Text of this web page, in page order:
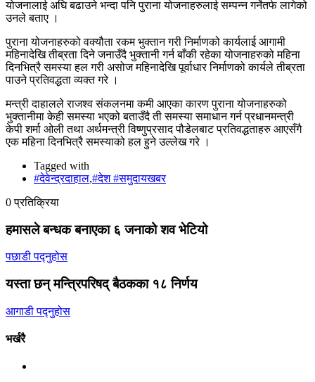
योजनालाई अघि बढाउने भन्दा पनि पुराना योजनाहरुलाई सम्पन्न गर्नेतर्फ लागेको
उनले बताए ।
पुराना योजनाहरुको वक्यौता रकम भुक्तान गरी निर्माणको कार्यलाई आगामी
महिनादेखि तीब्रता दिने जनाउँदै भुक्तानी गर्न बाँकी रहेका योजनाहरुको महिना
दिनभित्रै समस्या हल गरी असोज महिनादेखि पूर्वाधार निर्माणको कार्यले तीब्रता
पाउने प्रतिवद्धता व्यक्त गरे ।
मन्त्री दाहालले राजश्व संकलनमा कमी आएका कारण पुराना योजनाहरुको
भुक्तानीमा केही समस्या भएको बताउँदै ती समस्या समाधान गर्न प्रधानमन्त्री
केपी शर्मा ओली तथा अर्थमन्त्री विष्णुप्रसाद पौडेलबाट प्रतिवद्धताहरु आएसँगै
एक महिना दिनभित्रै समस्याको हल हुने उल्लेख गरे ।
Tagged with
#देवेन्द्रदाहाल,#देश #समुदायखबर
0 प्रतिक्रिया
हमासले बन्धक बनाएका ६ जनाको शव भेटियो
पछाडी पद्नुहोस
यस्ता छन् मन्त्रिपरिषद् बैठकका १८ निर्णय
आगाडी पद्नुहोस
भर्खरै